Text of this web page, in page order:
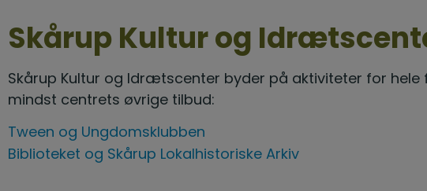
Skårup Kultur og
Skårup Kultur og Idrætscenter byder på aktiviteter for
mindst centrets øvrige tilbud:
Tween og Ungdomsklubben
Biblioteket og Skårup Lokalhistoriske Arkiv